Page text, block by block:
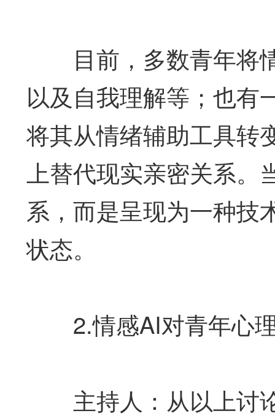
目前，多数青年将
以及自我理解等；也有
将其从情绪辅助工具转
上替代现实亲密关系。
系，而是呈现为一种技
状态。
2.情感AI对青年心理
主持人：从以上讨